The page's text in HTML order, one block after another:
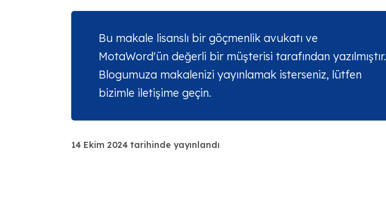
Bu makale lisanslı bir göçmenlik avukatı ve
MotaWord'ün değerli bir müşterisi tarafından yazılmıştır.
Blogumuza makalenizi yayınlamak isterseniz, lütfen
bizimle iletişime geçin.
14 Ekim 2024 tarihinde yayınlandı